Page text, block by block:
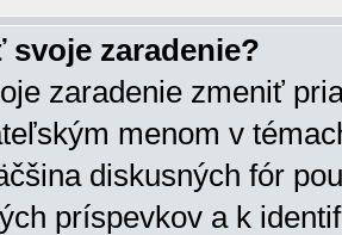
svoje zaradenie?
zaradenie zmeniť
menom v
diskusných fór
príspevkov a k